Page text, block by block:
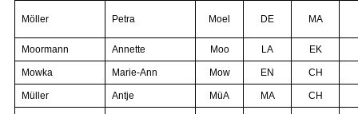
Möller Petra Moel DE MA
Moormann Annette Moo LA EK
Mowka Marie-Ann Mow EN CH
Müller Antje MüA MA CH